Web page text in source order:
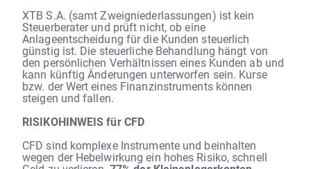
XTB S.A. (samt Zweigniederlassungen) ist kein
Steuerberater und prüft nicht, ob eine
Anlageentscheidung für die Kunden steuerlich
günstig ist. Die steuerliche Behandlung hängt von
den persönlichen Verhältnissen eines Kunden ab und
kann künftig Änderungen unterworfen sein. Kurse
bzw. der Wert eines Finanzinstruments können
steigen und fallen.
RISIKOHINWEIS für CFD
CFD sind komplexe Instrumente und beinhalten
wegen der Hebelwirkung ein hohes Risiko, schnell